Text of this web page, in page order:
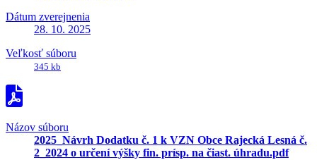
Dátum zverejnenia
28. 10. 2025
Veľkosť súboru
345 kb
Názov súboru
2025_Návrh Dodatku č. 1 k VZN Obce Rajecká Lesná č.
2_2024 o určení výšky fin. prísp. na čiast. úhradu.pdf